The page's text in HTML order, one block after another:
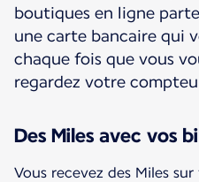
boutiques en ligne
une carte bancaire qui
chaque fois que vous
regardez votre
Des Miles avec vos
Vous recevez des Miles